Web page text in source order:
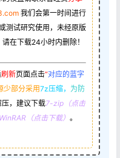
我们会第一时间进行
测试研究使用，未经原版
在下载24小时内删除！
刷新页面点击“对应的蓝字
少部分采用7z压缩， 为防
压，建议下载7-zip（点击
（点击下载） 。